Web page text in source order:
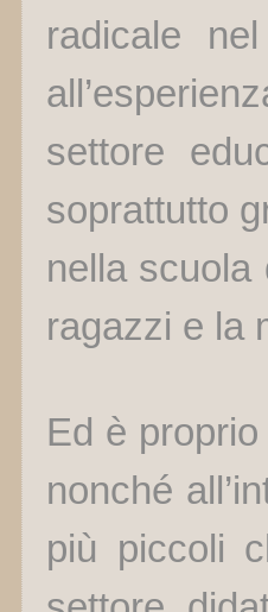
radicale
settore
soprattutto
nella
ragazzi e la
Ed è
nonché
più piccoli